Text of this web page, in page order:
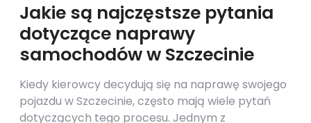
Jakie są najczęstsze pytania
dotyczące naprawy
samochodów w Szczecinie
Kiedy kierowcy decydują się na naprawę swojego
pojazdu w Szczecinie, często mają wiele pytań
dotyczących tego procesu. Jednym z